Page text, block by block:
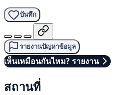
บันทึก
รายงานปัญหาข้อมูล
เห็นเหมือนกันไหม? รายงาน
สถานที่